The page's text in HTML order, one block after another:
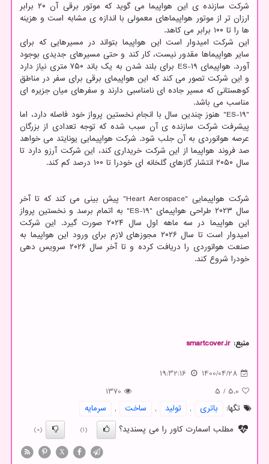
شرکت سازنده ی این هواپیما می گوید که موتور برقی آن ۲۰ برابر
ارزان تر از موتور هواپیماهای معمولی با اندازه ی مشابه است و هزینه
ها را تا ۱۰۰ برابر می کاهد.
این شرکت امیدوار است این هواپیما بتواند در مسیرهایی که برای
سایر هواپیماها مقدور نیست، کار کند و حتی مسیرهای جدیدی بوجود
آورد. هواپیمای ES-۱۹ برای بلند شدن به یک باند ۷۵۰ متری نیاز دارد
و این شرکت تصور می کند که این هواپیمای برقی برای سفر در مناطق
کوهستانی که مسیر جاده ای نامناسبی دارند و سفرهای میان جزیره ای
مناسب می باشد.
"ES-۱۹" هنوز چندین سال با انجام نخستین پرواز خود فاصله دارد، اما
پیشرفت شرکت سازنده ی آن سبب شده که توجه تعدادی از بزرگان
عرصه هوانوردی به آن جلب شود. شرکت هواپیمایی یونایتد می خواهد
صد فروند هواپیما از این شرکت خریداری کند، این شرکت آرزو دارد تا
سال ۲۰۵۰ انتشار گازهای گلخانه ای خودرا تا ۱۰۰ درصد کم کند.
شرکت هواپیمایی "Heart Aerospace" پیش بینی می کند که تا آخر
سال ۲۰۲۳ طراحی هواپیمای "ES-۱۹" به اتمام برسد و نخستین پرواز
این هواپیما در سه ماهه اول سال ۲۰۲۴ صورت گیرد. این شرکت
امیدوار است تا سال ۲۰۲۶ مجوزهای لازم برای ورود این هواپیما به
صنعت هوانوردی را دریافت کرده و تا آخر سال ۲۰۲۶ سرویس دهی
خودرا شروع کند.
منبع: smartcover.ir
1400/04/28
19:32:16
5.0
/
5
1370
تگها:
باتری , تولید , ساخت ,
سرمایه
مطلب اسمارت کاور را می پسندید؟
(1)
(0)
X